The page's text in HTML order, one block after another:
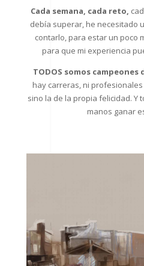
Cada semana, cada reto,
debía superar, he necesitado
contarlo, para estar un poco
para que mi experiencia
TODOS somos
hay carreras, ni
sino la de la propia felicidad. Y
manos ganar